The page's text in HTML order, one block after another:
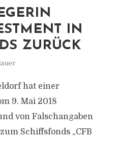
IN
ZURÜCK
hat einer
9. Mai 2018
von Falschangaben
Schiffsfonds „CFB